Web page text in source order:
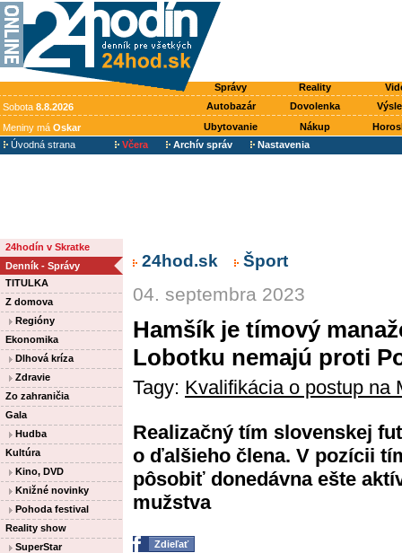
Správy Reality
Sobota 8.8.2026 Autobazár Dovolenka
Meniny má Oskar Ubytovanie Nákup
Úvodná strana
Včera Archív správ Nastavenia
24hodín v Skratke
Denník - Správy
TITULKA
Z domova
Regióny
Ekonomika
Dlhová kríza
Zdravie
Zo zahraničia
Gala
Hudba
Kultúra
Kino, DVD
Knižné novinky
Pohoda festival
Reality show
SuperStar
24hod.sk Šport
04. septembra 2023
Hamšík je tímový
Lobotku nemajú proti
Tagy: Kvalifikácia o postup na
Realizačný tím slovenskej
o ďalšieho člena. V pozícii
pôsobiť donedávna ešte
mužstva
Zdieľať